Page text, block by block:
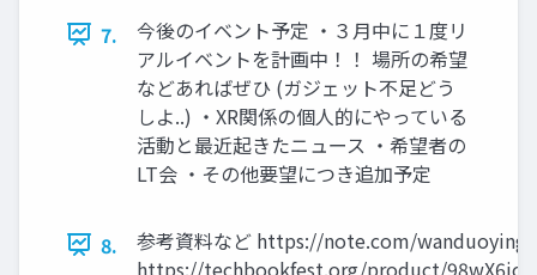
7.
今後のイベント予定 ・３月中に１度リ
アルイベントを計画中！！ 場所の希望
などあればぜひ (ガジェット不足どう
しよ..) ・XR関係の個人的にやっている
活動と最近起きたニュース ・希望者の
LT会 ・その他要望につき追加予定
8.
参考資料など https://note.com/
https://techbookfest.org/product/